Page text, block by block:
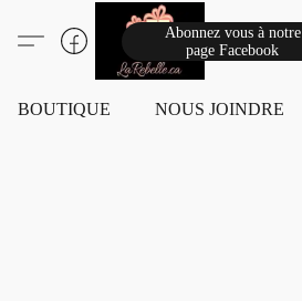
Abonnez vous à notre
page Facebook
BOUTIQUE NOUS JOINDRE